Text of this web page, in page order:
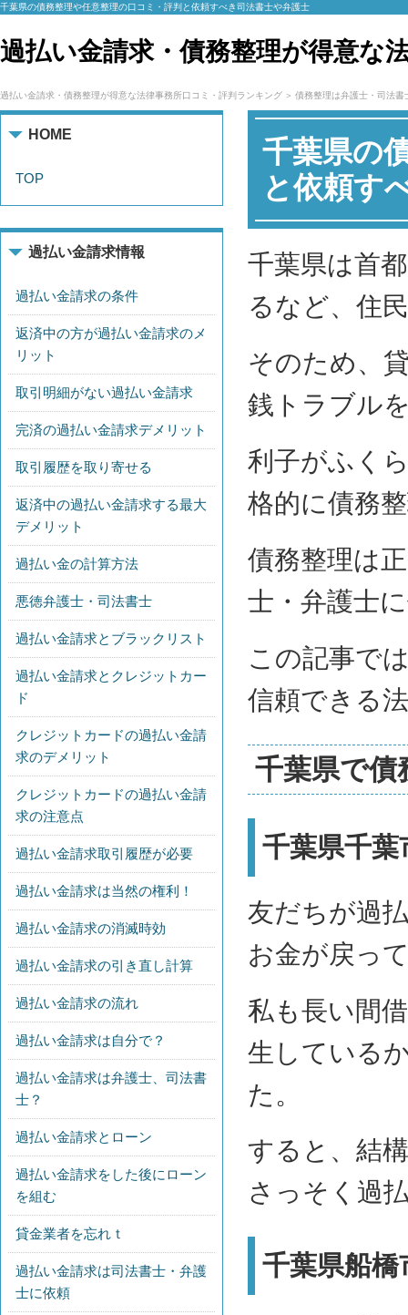
千葉県の債務整理や任意整理の口コミ・評判と依頼すべき司法書士や弁護士
過払い金請求・債務整理が得意な
過払い金請求・債務整理が得意な法律事務所口コミ・評判ランキング 債務整理は弁護士・司法書
千葉県の
と依頼す
千葉県は首
るなど、住
そのため、
銭トラブル
利子がふく
格的に債務
債務整理は
士・弁護士
この記事で
信頼できる
千葉県で債
千葉県千
友だちが過
お金が戻っ
私も長い間
生している
た。
すると、結
さっそく過
千葉県船
HOME
TOP
過払い金請求情報
過払い金請求の条件
返済中の方が過払い金請求のメ
リット
取引明細がない過払い金請求
完済の過払い金請求デメリット
取引履歴を取り寄せる
返済中の過払い金請求する最大
デメリット
過払い金の計算方法
悪徳弁護士・司法書士
過払い金請求とブラックリスト
過払い金請求とクレジットカー
ド
クレジットカードの過払い金請
求のデメリット
クレジットカードの過払い金請
求の注意点
過払い金請求取引履歴が必要
過払い金請求は当然の権利！
過払い金請求の消滅時効
過払い金請求の引き直し計算
過払い金請求の流れ
過払い金請求は自分で？
過払い金請求は弁護士、司法書
士？
過払い金請求とローン
過払い金請求をした後にローン
を組む
貸金業者を忘れｔ
過払い金請求は司法書士・弁護
士に依頼